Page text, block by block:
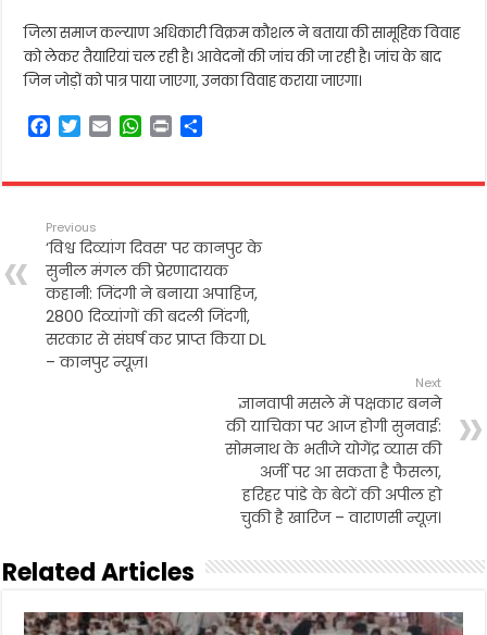
जिला समाज कल्याण अधिकारी विक्रम कौशल ने बताया की सामूहिक विवाह
को लेकर तैयारियां चल रही है। आवेदनों की जांच की जा रही है। जांच के बाद
जिन जोड़ों को पात्र पाया जाएगा, उनका विवाह कराया जाएगा।
F
e
o
o
k
T
t
e
r
E
i
W
t
p
p
P
n
r
Previous
‘विश्व दिव्यांग दिवस’ पर कानपुर के
सुनील मंगल की प्रेरणादायक
कहानी: जिंदगी ने बनाया अपाहिज,
2800 दिव्यांगों की बदली जिंदगी,
सरकार से संघर्ष कर प्राप्त किया DL
– कानपुर न्यूज़।
Next
ज्ञानवापी मसले में पक्षकार बनने
की याचिका पर आज होगी सुनवाई:
सोमनाथ के भतीजे योगेंद्र व्यास की
अर्जी पर आ सकता है फैसला,
हरिहर पांडे के बेटों की अपील हो
चुकी है खारिज – वाराणसी न्यूज़।
Related Articles